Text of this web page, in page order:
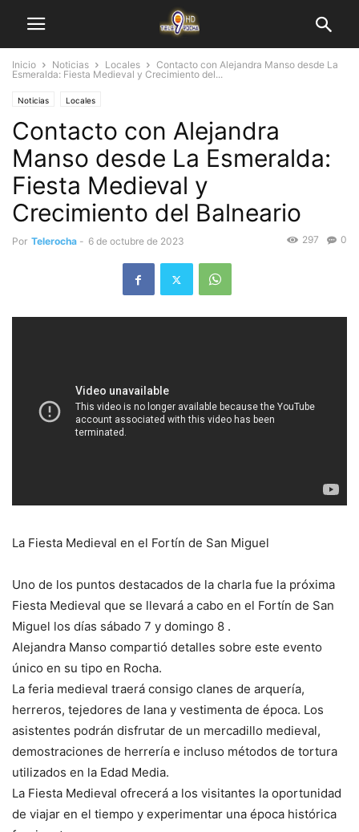
Inicio Noticias Locales
Contacto con Alejandra Manso desde La
Esmeralda: Fiesta Medieval y Crecimiento del...
Noticias Locales
Contacto con Alejandra
Manso desde La Esmeralda:
Fiesta Medieval y
Crecimiento del Balneario
Por Telerocha - 6 de octubre de 2023 0
297
La Fiesta Medieval en el Fortín de San Miguel
Uno de los puntos destacados de la charla fue la próxima
Fiesta Medieval que se llevará a cabo en el Fortín de San
Miguel los días sábado 7 y domingo 8 .
Alejandra Manso compartió detalles sobre este evento
único en su tipo en Rocha.
La feria medieval traerá consigo clanes de arquería,
herreros, tejedores de lana y vestimenta de época. Los
asistentes podrán disfrutar de un mercadillo medieval,
demostraciones de herrería e incluso métodos de tortura
utilizados en la Edad Media.
La Fiesta Medieval ofrecerá a los visitantes la oportunidad
de viajar en el tiempo y experimentar una época histórica